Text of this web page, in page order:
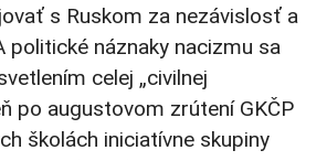
s Ruskom za nezávislosť a
náznaky nacizmu sa
celej „civilnej
po augustovom zrútení GKČP
školách iniciatívne skupiny